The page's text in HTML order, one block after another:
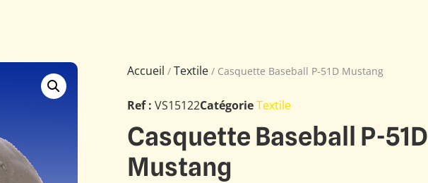
Accueil / Textile / Casquette Baseball P-51D Mustang
Ref : VS15122CatégorieTextile
Casquette Baseball P-51D
Mustang